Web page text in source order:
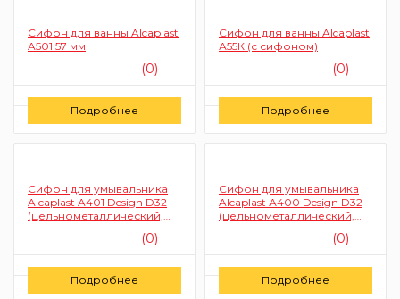
Сифон для ванны Alcaplast
A501 57 мм
(0)
Заказать
Подробнее
Сифон для ванны Alcaplast
А55К (с сифоном)
(0)
Заказать
Подробнее
Сифон для умывальника
Alcaplast A401 Design D32
(цельнометаллический,
(0)
Заказать
Подробнее
Сифон для умывальника
Alcaplast А400 Design D32
(цельнометаллический,
(0)
Заказать
Подробнее